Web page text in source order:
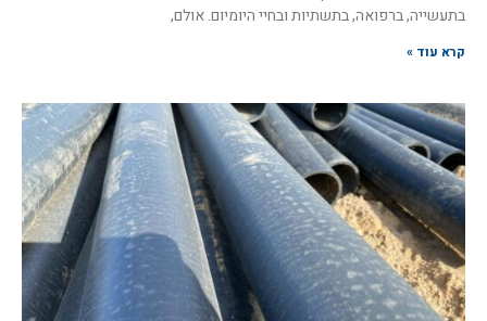
בתעשייה, ברפואה, בתשתיות ובחיי היומיום. אולם,
קרא עוד »